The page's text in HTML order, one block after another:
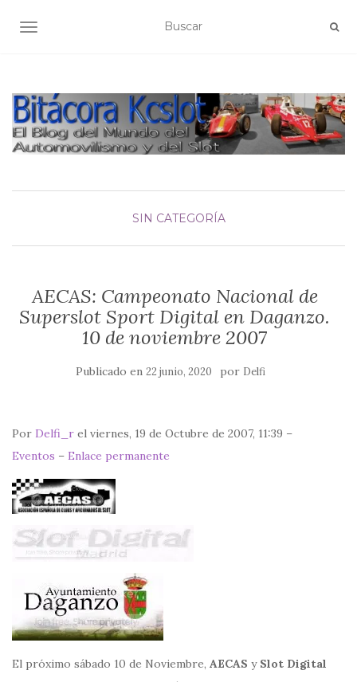
ALTERNAR NAVEGACIÓN
SIN CATEGORÍA
AECAS: Campeonato Nacional de
Superslot Sport Digital en Daganzo.
10 de noviembre 2007
Publicado en 22 junio, 2020 por Delfi
Por Delfi_r el viernes, 19 de Octubre de 2007, 11:39 –
Eventos – Enlace permanente
El próximo sábado 10 de Noviembre, AECAS y Slot Digital